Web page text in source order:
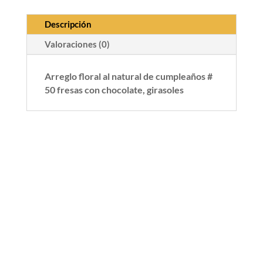
Descripción
Valoraciones (0)
Arreglo floral al natural de cumpleaños #
50 fresas con chocolate, girasoles